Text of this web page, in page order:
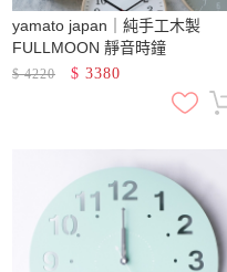
yamato japan｜純手工木製
FULLMOON 靜音時鐘
$4220 $ 3380